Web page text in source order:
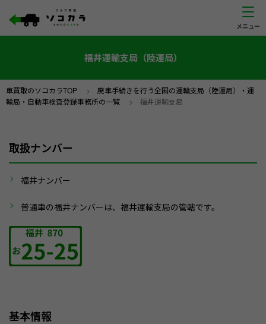
福井運輸支局（陸運局）
車買取のソコカラTOP > 廃車手続きを行う全国の運輸支局（陸運局）・運
輸局・自動車検査登録事務所の一覧 > 福井運輸支局
取扱ナンバー
福井ナンバー
普通車の福井ナンバーは、福井運輸支局の管轄です。
基本情報